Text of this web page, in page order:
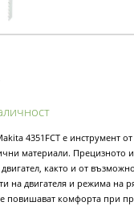
4351FCT е инструмент
материали. Прецизното
както и от
на двигателя и режима на
повишават комфорта при